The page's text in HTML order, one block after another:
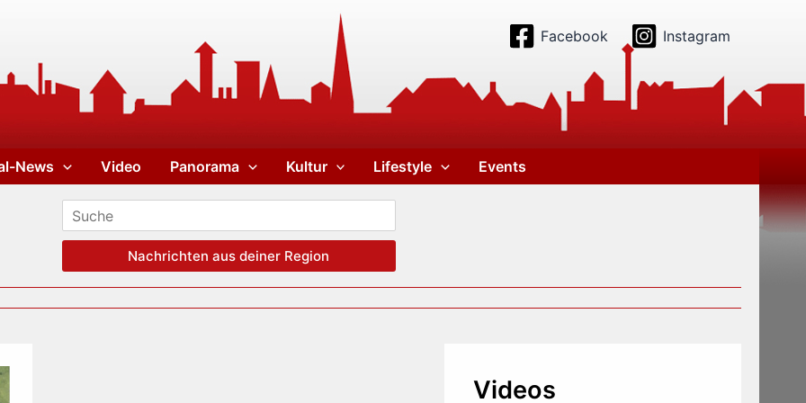
Facebook Instagram
News Video Panorama Kultur Lifestyle Events
Nachrichten aus deiner Region
Videos